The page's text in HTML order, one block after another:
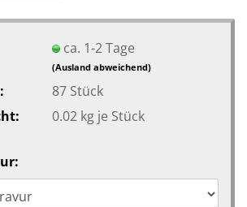
ca. 1-2 Tage
(Ausland abweichend)
87 Stück
0.02kg je Stück